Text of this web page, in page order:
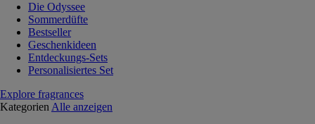
Die Odyssee
Sommerdüfte
Bestseller
Geschenkideen
Entdeckungs-Sets
Personalisiertes Set
Explore fragrances
Kategorien Alle anzeigen